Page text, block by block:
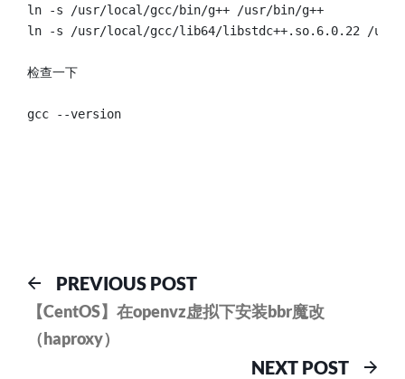
ln -s /usr/local/gcc/bin/g++ /usr/bin/g++
ln -s /usr/local/gcc/lib64/libstdc++.so.6.0.22 /usr/
检查一下
gcc --version
文
章
导
PREVIOUS POSTPrevious
post:
【CentOS】在openvz虚拟下安装bbr魔改
（haproxy）
NEXT POST